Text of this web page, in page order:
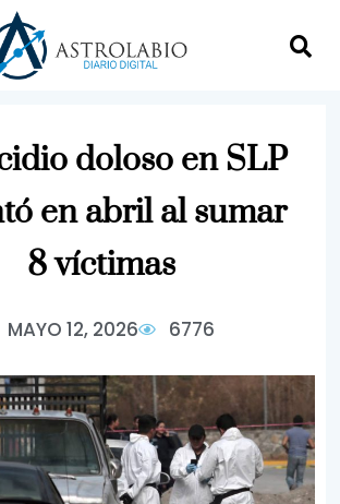
doloso en SLP
en abril al sumar
8 víctimas
MAYO 12, 2026 6776